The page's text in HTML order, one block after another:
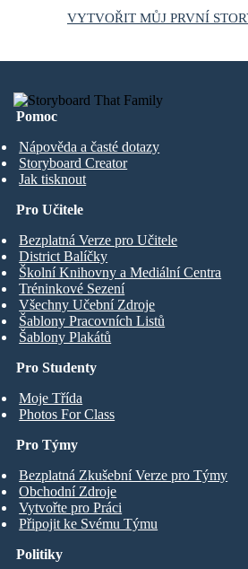
VYTVOŘIT MŮJ PRVNÍ
Pomoc
Nápověda a časté dotazy
Storyboard Creator
Jak tisknout
Pro Studenty
Moje Třída
Photos For Class
Pro Učitele
Bezplatná Verze pro Učitele
District Balíčky
Školní Knihovny a Mediální Centra
Tréninkové Sezení
Všechny Učební Zdroje
Šablony Pracovních Listů
Šablony Plakátů
Pro Týmy
Bezplatná Zkušební Verze pro Týmy
Obchodní Zdroje
Vytvořte pro Práci
Připojit ke Svému Týmu
Politiky